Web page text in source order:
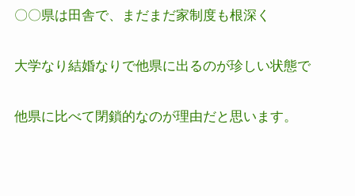
〇〇県は田舎で、 まだまだ家制度も根深く
大学なり結婚なりで他県に出るのが珍しい状態で
他県に比べて閉鎖的なのが理由だと思います。